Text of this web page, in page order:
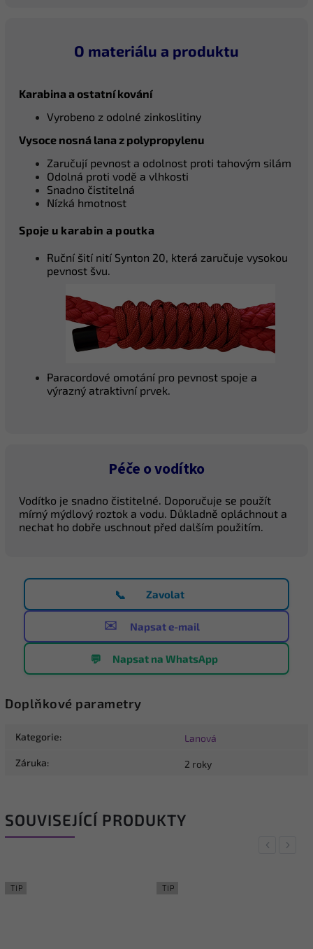
O materiálu a produktu
Karabina a ostatní kování
Vyrobeno z odolné zinkoslitiny
Vysoce nosná lana z polypropylenu
Zaručují pevnost a odolnost proti tahovým silám
Odolná proti vodě a vlhkosti
Snadno čistitelná
Nízká hmotnost
Spoje u karabin a poutka
Ruční šití nití Synton 20, která zaručuje vysokou
pevnost švu.
Paracordové omotání pro pevnost spoje a
výrazný atraktivní prvek.
Péče o vodítko
Vodítko je snadno čistitelné. Doporučuje se použít
mírný mýdlový roztok a vodu. Důkladně opláchnout a
nechat ho dobře uschnout před dalším použitím.
📞 Zavolat
✉️ Napsat e-mail
💬 Napsat na WhatsApp
Doplňkové parametry
Kategorie: Lanová
Záruka: 2 roky
SOUVISEJÍCÍ PRODUKTY
Previous
TIP TIP
Next